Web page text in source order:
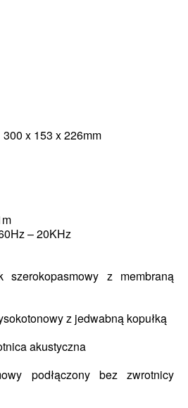
x 153 x 226mm
– 20KHz
szerokopasmowy z membraną
z jedwabną kopułką
akustyczna
podłączony bez zwrotnicy